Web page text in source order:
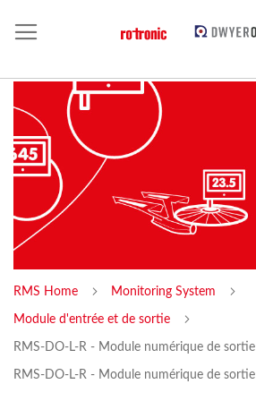
RMS Home Monitoring System
Module d'entrée et de sortie
RMS-DO-L-R - Module numérique de sortie
RMS-DO-L-R - Module numérique de sortie